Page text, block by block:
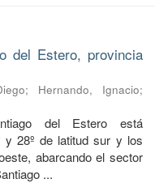
del Estero, provincia
; Hernando, Ignacio;
del Estero está
y 28º de latitud sur y los
abarcando el sector
...